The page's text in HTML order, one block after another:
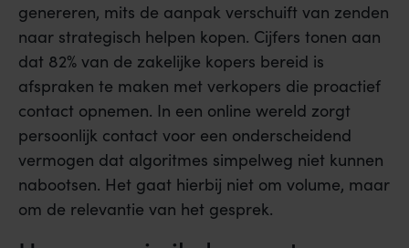
genereren, mits de aanpak verschuift van zenden
naar strategisch helpen kopen. Cijfers tonen aan
dat 82% van de zakelijke kopers bereid is
afspraken te maken met verkopers die proactief
contact opnemen. In een online wereld zorgt
persoonlijk contact voor een onderscheidend
vermogen dat algoritmes simpelweg niet kunnen
nabootsen. Het gaat hierbij niet om volume, maar
om de relevantie van het gesprek.